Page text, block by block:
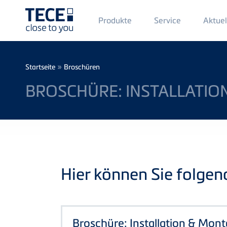
Main
Menü
1
Produkte Service
Breadcrumb
Startseite » Broschüren
BROSCHÜRE:
Hier können Sie
Broschüre: Installation &